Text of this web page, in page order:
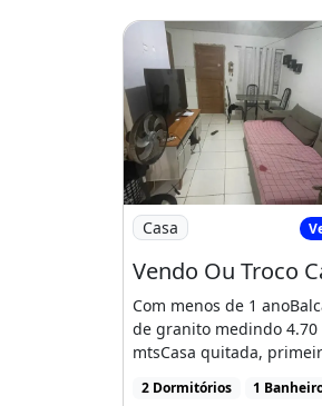
* Varanda
* 2 vagas de
* Quintal
Diferenciais:
* Casa bem
* Terreno amplo
* Pronta para
* Aceita
Localização:
Imagem: Vendo Ou
Casa
Vendo Ou Troco
Com menos de 1
de granito medindo 4.70
mtsCasa quitada,
[...]
2 Dormitórios 1